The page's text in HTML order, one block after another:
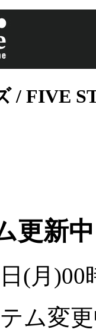
/ FIVE
更新中
(月)00
ム変